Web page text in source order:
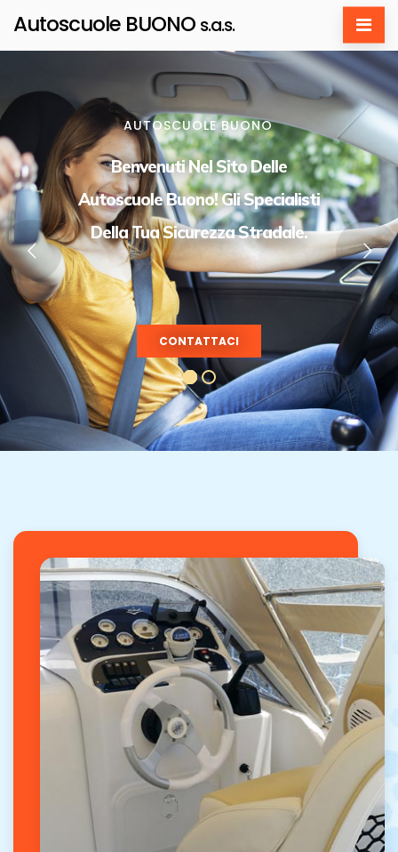
Autoscuole BUONO s.a.s.
AUTOSCUOLE BUONO
Benvenuti Nel Sito Delle
Autoscuole Buono! Gli Specialisti
Della Tua Sicurezza Stradale.
CONTATTACI